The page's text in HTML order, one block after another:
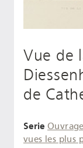
Vue de
de
Serie
vues les plus